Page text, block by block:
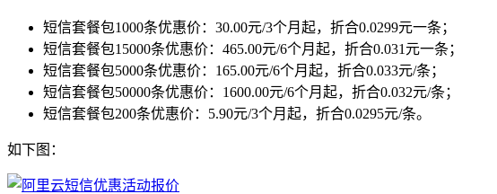
短信套餐包1000条优惠价：30.00元/3个月起，折合0.0299元一条；
短信套餐包15000条优惠价：465.00元/6个月起，折合0.031元一条；
短信套餐包5000条优惠价：165.00元/6个月起，折合0.033元/条；
短信套餐包50000条优惠价：1600.00元/6个月起，折合0.032元/条；
短信套餐包200条优惠价：5.90元/3个月起，折合0.0295元/条。
如下图：